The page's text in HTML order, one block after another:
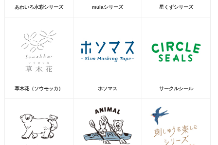
あわいろ水彩シリーズ mulaシリーズ 星くずシリーズ
草木花（ソウモッカ） ホソマス サークルシール